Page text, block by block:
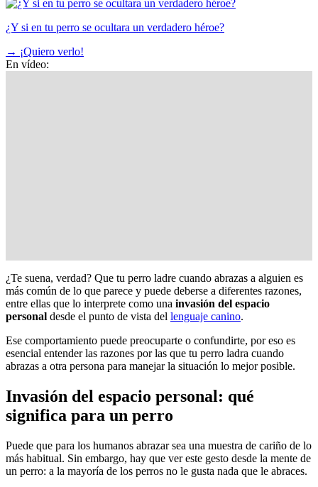
¿Y si en tu perro se ocultara un verdadero héroe?
→ ¡Quiero verlo!
En vídeo:
¿Te suena, verdad? Que tu perro ladre cuando abrazas a alguien es
más común de lo que parece y puede deberse a diferentes razones,
entre ellas que lo interprete como una invasión del espacio
personal desde el punto de vista del lenguaje canino.
Ese comportamiento puede preocuparte o confundirte, por eso es
esencial entender las razones por las que tu perro ladra cuando
abrazas a otra persona para manejar la situación lo mejor posible.
Invasión del espacio personal: qué
significa para un perro
Puede que para los humanos abrazar sea una muestra de cariño de lo
más habitual. Sin embargo, hay que ver este gesto desde la mente de
un perro: a la mayoría de los perros no le gusta nada que le abraces.